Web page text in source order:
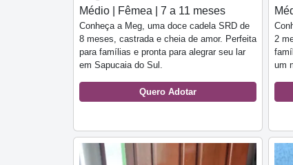
Médio | Fêmea | 7 a 11 meses
Conheça a Meg, uma doce cadela SRD de
8 meses, castrada e cheia de amor. Perfeita
para famílias e pronta para alegrar seu lar
em Sapucaia do Sul.
Quero Adotar
2
um